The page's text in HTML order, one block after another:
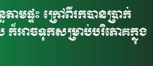
តាមផ្ទះ ក្រៅពីរកបានប្រាក់
ាចទុកសម្រាប់បរិភោគក្នុង